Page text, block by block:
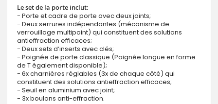
Le set de la porte inclut:
- Porte et cadre de porte avec deux joints;
- Deux serrures indépendantes (mécanisme de
verrouillage multipoint) qui constituent des solutions
antieffraction efficaces;
- Deux sets d’inserts avec clés;
- Poignée de porte classique (Poignée longue en forme
de T également disponible);
- 6x charnières réglables (3x de chaque côté) qui
constituent des solutions antieffraction efficaces;
- Seuil en aluminium avec joint;
- 3x boulons anti-effraction.